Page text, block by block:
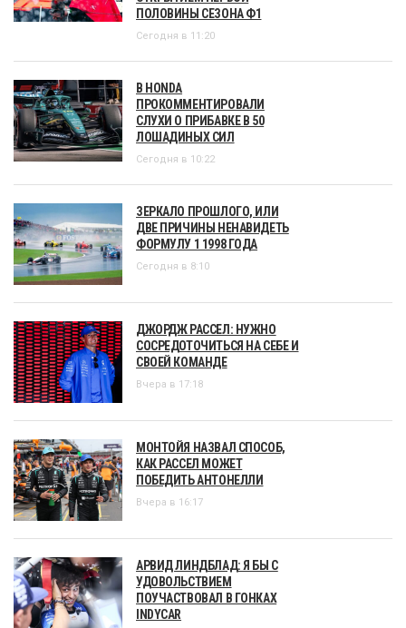
ПОЛОВИНЫ СЕЗОНА Ф1
Сегодня в 11:20
В HONDA
ПРОКОММЕНТИРОВАЛИ
СЛУХИ О ПРИБАВКЕ В 50
ЛОШАДИНЫХ СИЛ
Сегодня в 10:22
ЗЕРКАЛО ПРОШЛОГО, ИЛИ
ДВЕ ПРИЧИНЫ НЕНАВИДЕТЬ
ФОРМУЛУ 1 1998 ГОДА
Сегодня в 8:10
ДЖОРДЖ РАССЕЛ: НУЖНО
СОСРЕДОТОЧИТЬСЯ НА СЕБЕ И
СВОЕЙ КОМАНДЕ
Вчера в 17:18
МОНТОЙЯ НАЗВАЛ СПОСОБ,
КАК РАССЕЛ МОЖЕТ
ПОБЕДИТЬ АНТОНЕЛЛИ
Вчера в 16:17
АРВИД ЛИНДБЛАД: Я БЫ С
УДОВОЛЬСТВИЕМ
ПОУЧАСТВОВАЛ В ГОНКАХ
INDYCAR